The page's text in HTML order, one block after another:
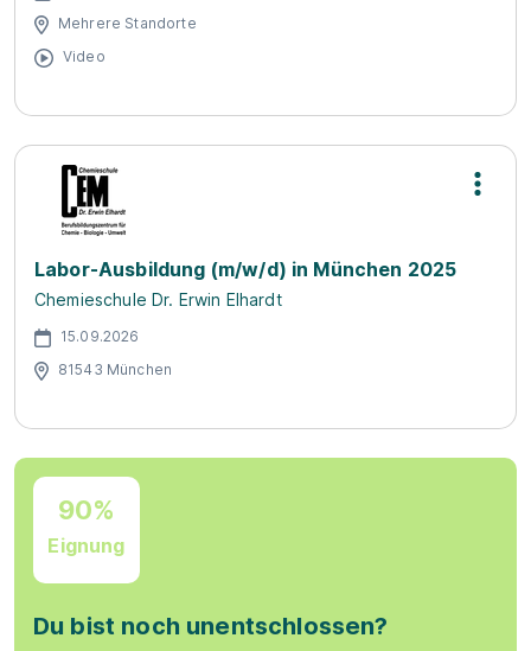
Mehrere Standorte
Video
Labor-Ausbildung (m/w/d) in München 2025
Chemieschule Dr. Erwin Elhardt
15.09.2026
81543 München
90%
Eignung
Du bist noch unentschlossen?